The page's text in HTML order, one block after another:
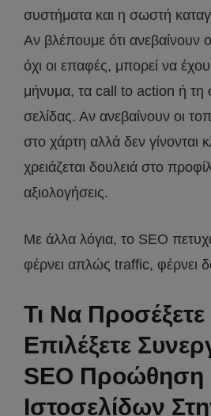
συστήματα και η σωστή
Αν βλέπουμε ότι ανεβαίνουν
όχι οι επαφές, μπορεί να
μήνυμα, τα call to action ή τη
σελίδας. Αν ανεβαίνουν οι
στο χάρτη αλλά δεν γίνονται
χρειάζεται δουλειά στο
αξιολογήσεις.
Με άλλα λόγια, το SEO
φέρνει απλώς traffic, φέρνει
Τι Να Προσέξετε
Επιλέξετε
SEO Προώθηση
Ιστοσελίδων